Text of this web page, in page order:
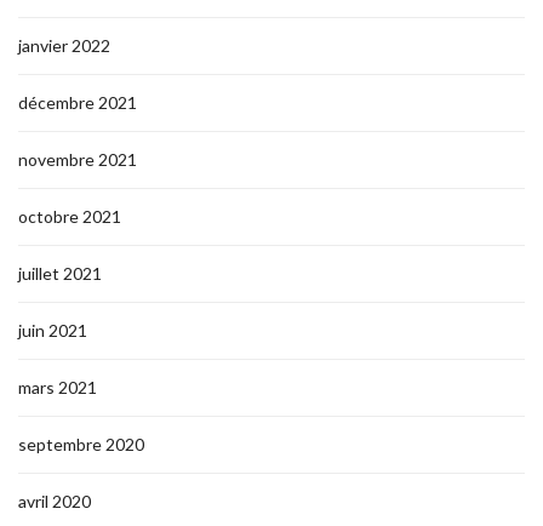
janvier 2022
décembre 2021
novembre 2021
octobre 2021
juillet 2021
juin 2021
mars 2021
septembre 2020
avril 2020